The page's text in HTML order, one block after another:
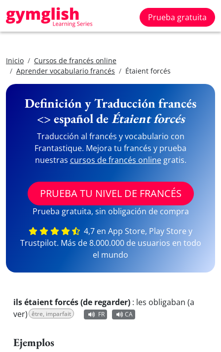
Prueba gratuita
Inicio
Cursos de francés online
Aprender vocabulario francés
Étaient forcés
Definición y Traducción francés
<> español deÉtaient forcés
Traducción al francés y vocabulario con
Frantastique. Mejora tu francés y prueba
nuestras cursos de francés onlinegratis.
PRUEBA TU NIVEL DE FRANCÉS
Prueba gratuita, sin obligación de compra
4,7 en App Store, Play Store y
Trustpilot. Más de 8.000.000 de usuarios en todo
el mundo
ils étaient forcés (de regarder) : les obligaban (a
ver) être, imparfait FR CA
Ejemplos